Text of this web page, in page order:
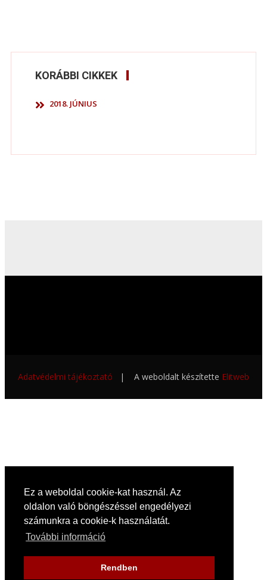
Ez a weboldal cookie-kat használ. Az
oldalon való böngészéssel engedélyezi
számunkra a cookie-k használatát.
További információ
Rendben
KORÁBBI CIKKEK
2018. JÚNIUS
Adatvédelmi tájékoztató | A weboldalt készítette Elitweb